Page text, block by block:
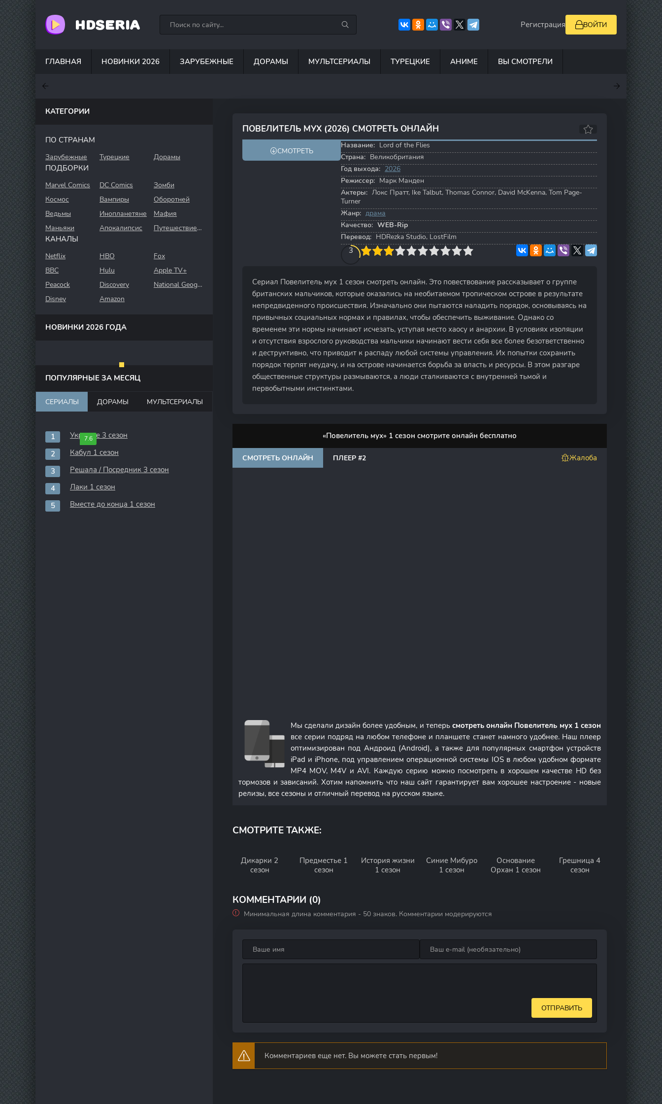
HDSERIA Регистрация ВОЙТИ
ГЛАВНАЯ НОВИНКИ 2026 ЗАРУБЕЖНЫЕ ДОРАМЫ МУЛЬТСЕРИАЛЫ ТУРЕЦКИЕ АНИМЕ ВЫ СМОТРЕЛИ
6.9
ПОВЕЛИТЕЛЬ МУХ (2026) СМОТРЕТЬ ОНЛАЙН
СМОТРЕТЬ
Название: Lord of the Flies
Страна: Великобритания
Год выхода: 2026
Режиссер: Марк Манден
Актеры: Локс Пратт, Ike Talbut, Thomas Connor, David McKenna, Tom Page-
Turner
Жанр: драма
Качество: WEB-Rip
Перевод: HDRezka Studio, LostFilm
3
4 5 6 7 8 9 10
Сериал Повелитель мух 1 сезон смотреть онлайн. Это повествование рассказывает о группе
британских мальчиков, которые оказались на необитаемом тропическом острове в результате
непредвиденного происшествия. Изначально они пытаются наладить порядок, основываясь на
привычных социальных нормах и правилах, чтобы обеспечить выживание. Однако со
временем эти нормы начинают исчезать, уступая место хаосу и анархии. В условиях изоляции
и отсутствия взрослого руководства мальчики начинают вести себя все более безответственно
и деструктивно, что приводит к распаду любой системы управления. Их попытки сохранить
порядок терпят неудачу, и на острове начинается борьба за власть и ресурсы. В этом разгаре
общественные структуры размываются, а люди сталкиваются с внутренней тьмой и
первобытными инстинктами.
«Повелитель мух» 1 сезон смотрите онлайн бесплатно
СМОТРЕТЬ ОНЛАЙН ПЛЕЕР #2 Жалоба
Мы сделали дизайн более удобным, и теперьсмотреть онлайн Повелитель мух 1 сезон
все серии подряд на любом телефоне и планшете станет намного удобнее. Наш плеер
оптимизирован под Андроид (Android), а также для популярных смартфон устройств
iPad и iPhone, под управлением операционной системы IOS в любом удобном формате
MP4 MOV, M4V и AVI. Каждую серию можно посмотреть в хорошем качестве HD без
тормозов и зависаний. Хотим напомнить что наш сайт гарантирует вам хорошее настроение - новые
релизы, все сезоны и отличный перевод на русском языке.
СМОТРИТЕ ТАКЖЕ:
Дикарки 2
сезон
Предместье 1
сезон
История жизни
1 сезон
Синие Мибуро
1 сезон
Основание
Орхан 1 сезон
Грешница 4
сезон
КОММЕНТАРИИ (0)
Минимальная длина комментария - 50 знаков. Комментарии модерируются
ОТПРАВИТЬ
Комментариев еще нет. Вы можете стать первым!
КАТЕГОРИИ
ПО СТРАНАМ
Зарубежные Турецкие Дорамы
ПОДБОРКИ
Marvel Comics DC Comics
Зомби
Космос
Вампиры
Оборотней
Ведьмы
Инопланетяне
Мафия
Маньяки
Апокалипсис Путешествие во времени
КАНАЛЫ
Netflix HBO
Fox
BBC
Hulu
Apple TV+
Peacock
Discovery
National Geographic
Disney
Amazon
НОВИНКИ 2026 ГОДА
ПОПУЛЯРНЫЕ ЗА МЕСЯЦ
СЕРИАЛЫ ДОРАМЫ МУЛЬТСЕРИАЛЫ
7.6
Укрытие 3 сезон
Кабул 1 сезон
Решала / Посредник 3 сезон
Лаки 1 сезон
Вместе до конца 1 сезон